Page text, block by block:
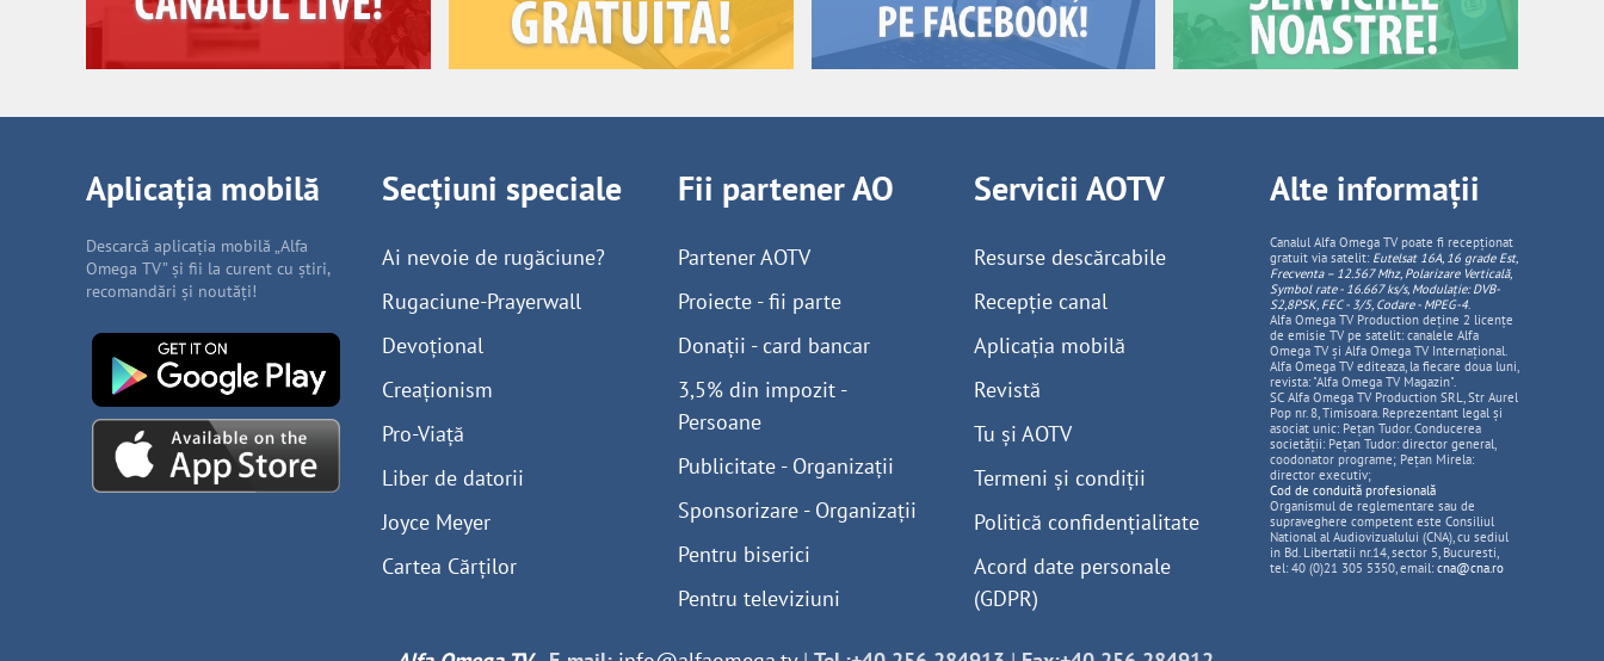
Aplicația mobilă
Descarcă aplicația mobilă „Alfa
Omega TV” și fii la curent cu știri,
recomandări și noutăți!
Secțiuni speciale
Ai nevoie de rugăciune?
Rugaciune-Prayerwall
Devoțional
Creaționism
Pro-Viață
Liber de datorii
Joyce Meyer
Cartea Cărților
Fii partener AO
Partener AOTV
Proiecte - fii parte
Donații - card bancar
3,5% din impozit -
Persoane
Publicitate - Organizații
Sponsorizare - Organizații
Pentru biserici
Pentru televiziuni
Servicii AOTV
Resurse descărcabile
Recepție canal
Aplicația mobilă
Revistă
Tu și AOTV
Termeni și condiții
Politică confidențialitate
Acord date personale
(GDPR)
Alte informații
Canalul Alfa Omega TV poate fi recepționat
gratuit via satelit: Eutelsat 16A, 16 grade Est,
Frecventa – 12.567 Mhz, PolarizareVerticală,
Symbol rate - 16.667 ks/s, Modulație: DVB-
S2,8PSK, FEC - 3/5, Codare - MPEG-4.
Alfa Omega TV Production deține 2 licențe
de emisie TV pe satelit: canalele Alfa
Omega TV și Alfa Omega TV Internațional.
Alfa Omega TV editeaza, la fiecare doua luni,
revista: "Alfa Omega TV Magazin".
SC Alfa Omega TV Production SRL, Str Aurel
Pop nr. 8, Timisoara. Reprezentant legal și
asociat unic: Pețan Tudor. Conducerea
societății: Pețan Tudor: director general,
coodonator programe; Pețan Mirela:
director executiv;
Cod de conduită profesională
Organismul de reglementare sau de
supraveghere competent este Consiliul
National al Audiovizualului (CNA), cu sediul
in Bd. Libertatii nr.14, sector 5, Bucuresti,
tel: 40 (0)21 305 5350, email: cna@cna.ro